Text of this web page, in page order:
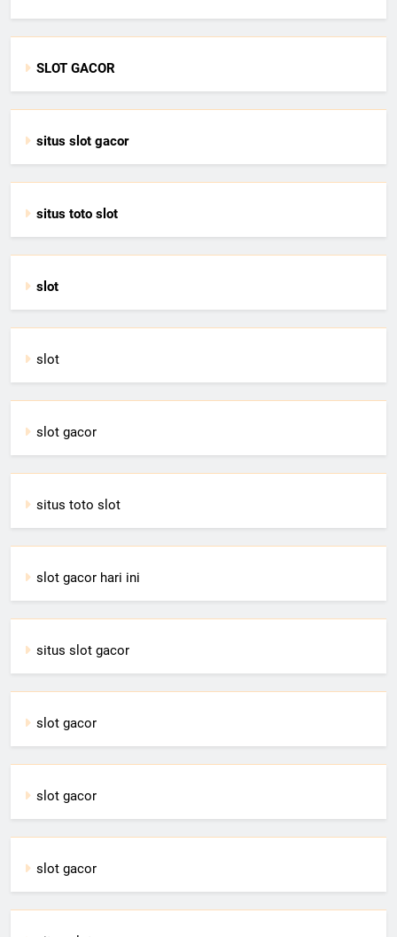
SLOT GACOR
situs slot gacor
situs toto slot
slot
slot
slot gacor
situs toto slot
slot gacor hari ini
situs slot gacor
slot gacor
slot gacor
slot gacor